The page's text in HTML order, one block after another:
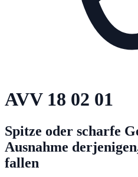
AVV 18 02 01
Spitze oder scharfe
Ausnahme
fallen